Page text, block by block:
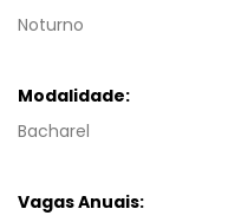
Noturno
Modalidade:
Bacharel
Vagas Anuais: